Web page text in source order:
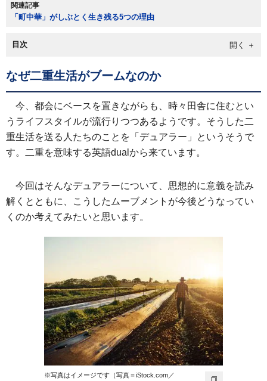
関連記事
「町中華」がしぶとく生き残る5つの理由
目次
なぜ二重生活がブームなのか
今、都会にベースを置きながらも、時々田舎に住むとい
うライフスタイルが流行りつつあるようです。そうした二
重生活を送る人たちのことを「デュアラー」というそうで
す。二重を意味する英語dualから来ています。
今回はそんなデュアラーについて、思想的に意義を読み
解くとともに、こうしたムーブメントが今後どうなってい
くのか考えてみたいと思います。
※写真はイメージです（写真＝iStock.com／